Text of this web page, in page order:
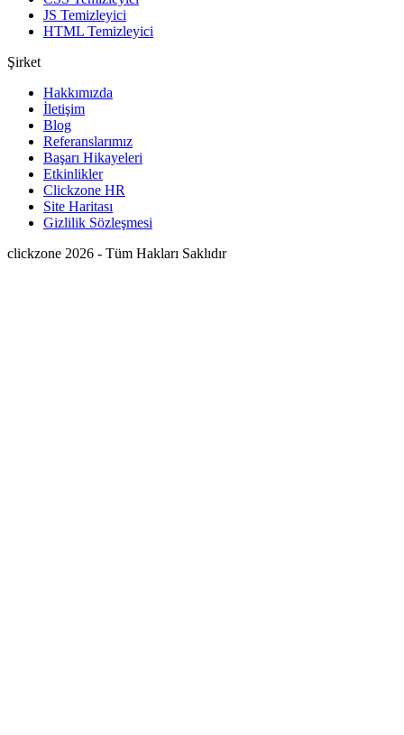
JS Temizleyici
HTML Temizleyici
Şirket
Hakkımızda
İletişim
Blog
Referanslarımız
Başarı Hikayeleri
Etkinlikler
Clickzone HR
Site Haritası
Gizlilik Sözleşmesi
clickzone 2026 - Tüm Hakları Saklıdır